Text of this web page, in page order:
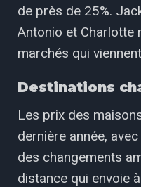
de près de 25%.
Antonio et Charlotte
marchés qui
Destinations
Les prix des
dernière année,
des changements
distance qui envoie